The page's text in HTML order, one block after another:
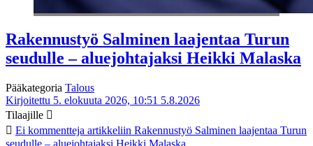
Rakennustyö Salminen laajentaa Turun
seudulle – aluejohtajaksi Heikki Malaska
Pääkategoria Talous
Kirjoitettu 5. elokuuta 2026, 10:51 5.8.2026
Tilaajille
Ei kommentteja artikkeliin Rakennustyö Salminen laajentaa Turun
seudulle – aluejohtajaksi Heikki Malaska